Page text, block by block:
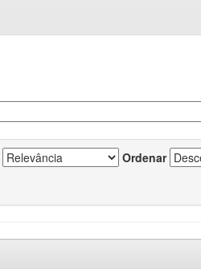
Ordenar